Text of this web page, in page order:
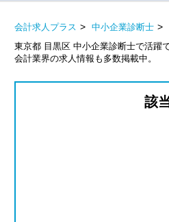
会計求人プラス 中小企業診断士
東京都 目黒区 中小企業診断士で活躍
会計業界の求人情報も多数掲載中。
該